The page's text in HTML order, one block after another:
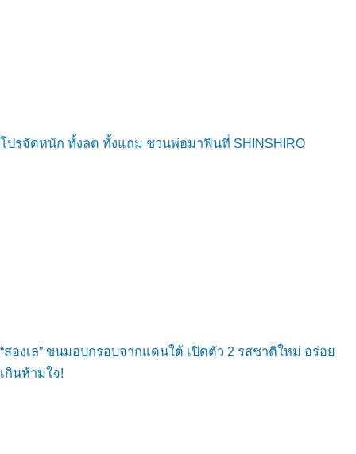
โปรจัดหนัก ทั้งลด ทั้งแถม ชวนพ่อมาฟินที่ SHINSHIRO
“สองเล” ขนมอบกรอบจากแดนใต้ เปิดตัว 2 รสชาติใหม่ อร่อย
เกินห้ามใจ!